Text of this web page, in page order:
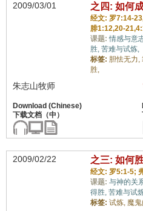
2009/03/01 之四: 如何
经文: 罗7:14-
腓1:12,20-
课题:情感与意
胜, 苦难与试炼,
标签: 胆怯无力,
胜,
朱志山牧师
2009/02/22 之三: 如何
经文: 罗5:1-5;
课题: 与神的关
得胜, 苦难与试
标签: 试炼, 魔